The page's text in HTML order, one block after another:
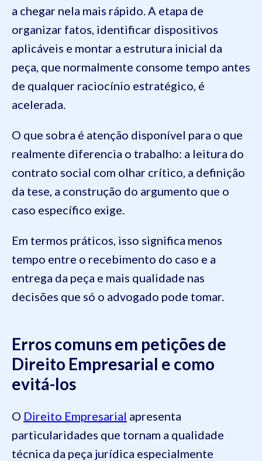
a chegar nela mais rápido. A etapa de
organizar fatos, identificar dispositivos
aplicáveis e montar a estrutura inicial da
peça, que normalmente consome tempo antes
de qualquer raciocínio estratégico, é
acelerada.
O que sobra é atenção disponível para o que
realmente diferencia o trabalho: a leitura do
contrato social com olhar crítico, a definição
da tese, a construção do argumento que o
caso específico exige.
Em termos práticos, isso significa menos
tempo entre o recebimento do caso e a
entrega da peça e mais qualidade nas
decisões que só o advogado pode tomar.
Erros comuns em petições de
Direito Empresarial e como
evitá-los
O Direito Empresarial apresenta
particularidades que tornam a qualidade
técnica da peça jurídica especialmente